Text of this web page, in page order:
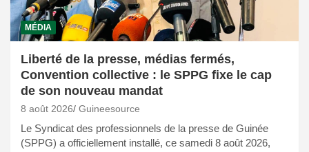
MÉDIA
Liberté de la presse, médias fermés,
Convention collective : le SPPG fixe le cap
de son nouveau mandat
8 août 2026 Guineesource
Le Syndicat des professionnels de la presse de Guinée
(SPPG) a officiellement installé, ce samedi 8 août 2026,